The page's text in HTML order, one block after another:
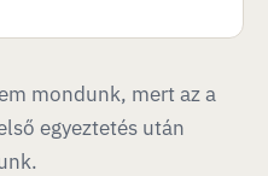
mondunk, mert az a
egyeztetés után